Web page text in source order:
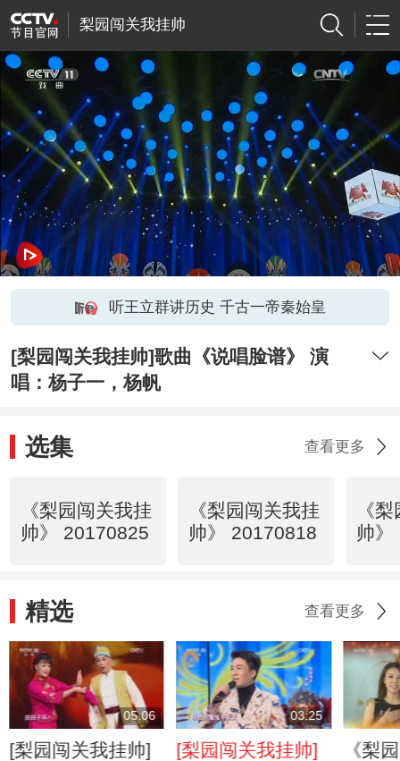
梨园闯关我挂帅
听王立群讲历史 千古一帝秦始皇
[梨园闯关我挂帅]歌曲《说唱脸谱》 演
唱：杨子一，杨帆
选集 查看更多
《梨园闯关我挂
帅》 20170825
《梨园闯关我挂
帅》 20170818
《
帅》
精选 查看更多
05:06
[梨园闯关我挂帅]
03:25
[梨园闯关我挂帅]
《梨